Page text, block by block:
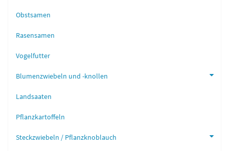
Obstsamen
Rasensamen
Vogelfutter
Blumenzwiebeln und -knollen
Landsaaten
Pflanzkartoffeln
Steckzwiebeln / Pflanzknoblauch